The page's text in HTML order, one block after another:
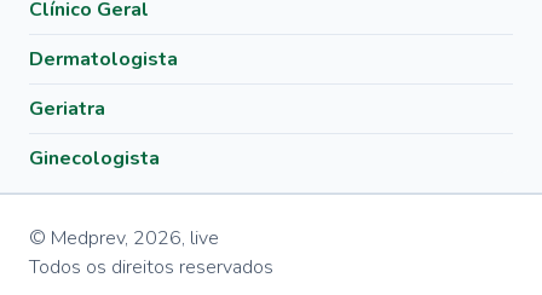
Clínico Geral
Dermatologista
Geriatra
Ginecologista
© Medprev, 2026, live
Todos os direitos reservados